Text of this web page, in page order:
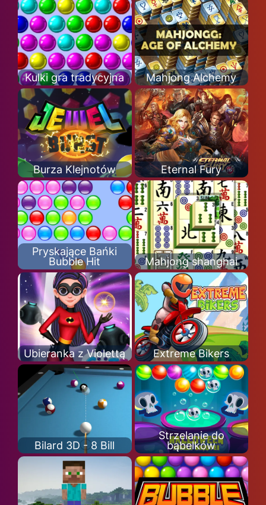
Kulki gra tradycyjna Mahjong Alchemy
Burza Klejnotów Eternal Fury
Pryskające Bańki
Bubble Hit
Mahjong shanghai
Ubieranka z Violettą Extreme Bikers
Bilard 3D - 8 Bill
Strzelanie do
bąbelków